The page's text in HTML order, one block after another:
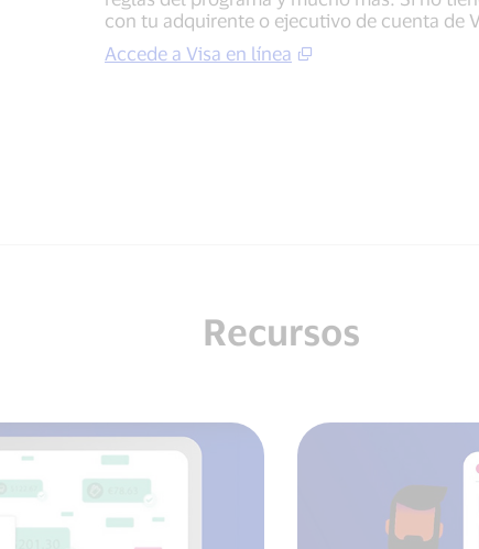
con tu adquirente o ejecutivo de cuenta de
Accede a Visa en línea
Recursos